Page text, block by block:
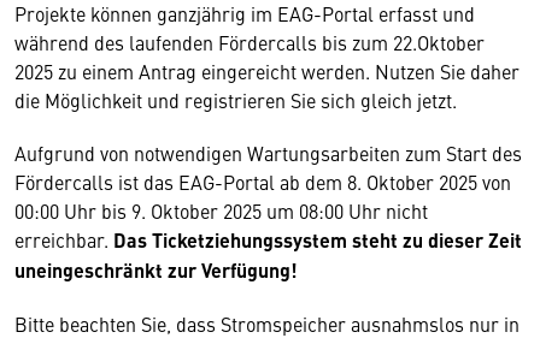
Projekte können ganzjährig im EAG-Portal erfasst und
während des laufenden Fördercalls bis zum 22.Oktober
2025 zu einem Antrag eingereicht werden. Nutzen Sie daher
die Möglichkeit und registrieren Sie sich gleich jetzt.
Aufgrund von notwendigen Wartungsarbeiten zum Start des
Fördercalls ist das EAG-Portal ab dem 8. Oktober 2025 von
00:00 Uhr bis 9. Oktober 2025 um 08:00 Uhr nicht
erreichbar. Das Ticketziehungssystem steht zu dieser Zeit
uneingeschränkt zur Verfügung!
Bitte beachten Sie, dass Stromspeicher ausnahmslos nur in